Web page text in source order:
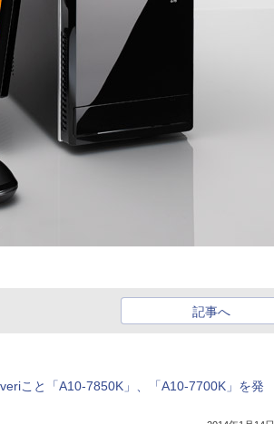
記事へ
こと「A10-7850K」、「A10-7700K」を発